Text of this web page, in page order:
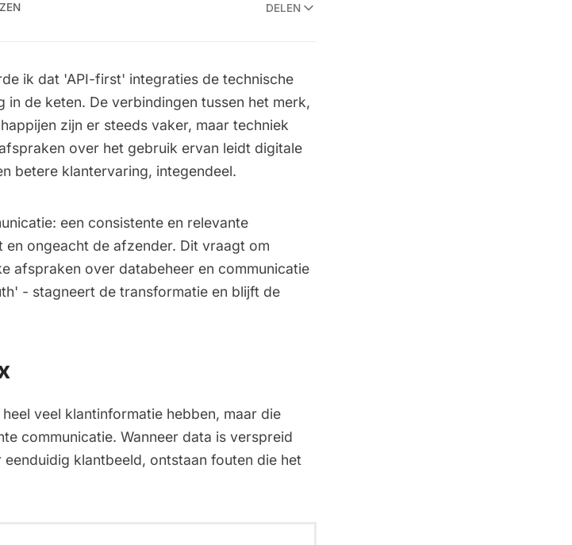
DELEN
ik dat 'API-first' integraties de technische
in de keten. De verbindingen tussen het merk,
zijn er steeds vaker, maar techniek
over het gebruik ervan leidt digitale
betere klantervaring, integendeel.
een consistente en relevante
ongeacht de afzender. Dit vraagt om
afspraken over databeheer en communicatie
- stagneert de transformatie en blijft de
veel klantinformatie hebben, maar die
communicatie. Wanneer data is verspreid
klantbeeld, ontstaan fouten die het